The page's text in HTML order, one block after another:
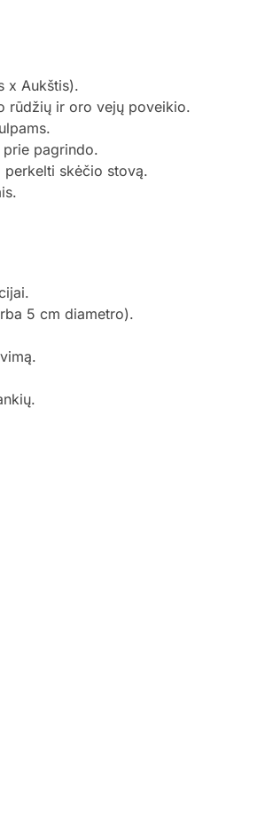
x Aukštis).
rūdžių ir oro vejų poveikio.
pagrindo.
perkelti skėčio stovą.
5 cm diametro).